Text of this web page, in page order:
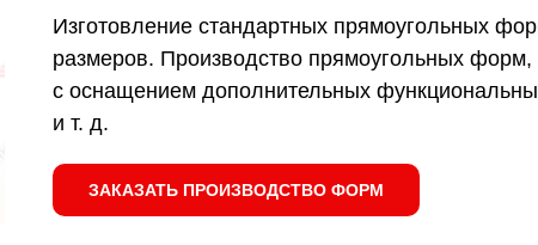
Изготовление стандартных прямоугольных
размеров. Производство прямоугольных
с оснащением дополнительных
и т. д.
ЗАКАЗАТЬ ПРОИЗВОДСТВО ФОРМ